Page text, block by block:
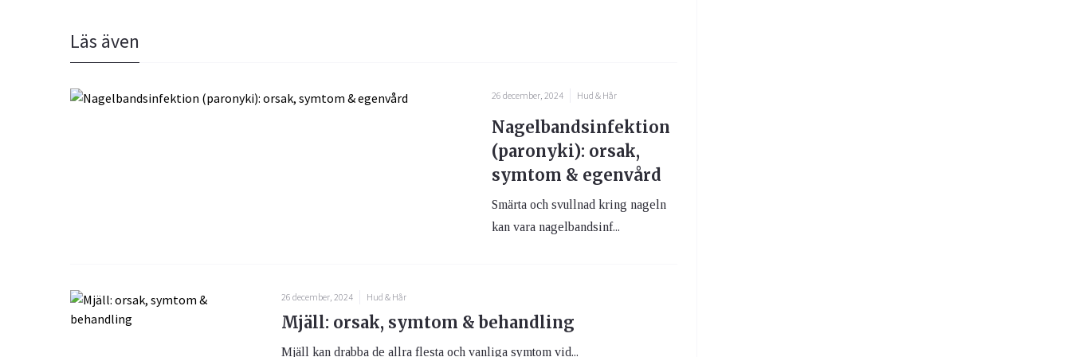
Läs även
26 december, 2024 Hud & Hår
Nagelbandsinfektion
(paronyki): orsak,
symtom & egenvård
Smärta och svullnad kring nageln
kan vara nagelbandsinf...
26 december, 2024 Hud & Hår
Mjäll: orsak, symtom & behandling
Mjäll kan drabba de allra flesta och vanliga symtom vid...